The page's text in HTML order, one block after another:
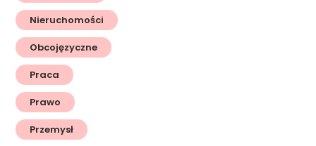
Nieruchomości
Obcojęzyczne
Praca
Prawo
Przemysł